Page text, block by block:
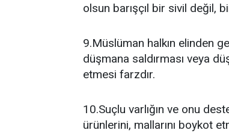
olsun barışçıl bir sivil değil,
9.Müslüman halkın elinden
düşmana saldırması veya
etmesi farzdır.
10.Suçlu varlığın ve onu
ürünlerini, mallarını boykot